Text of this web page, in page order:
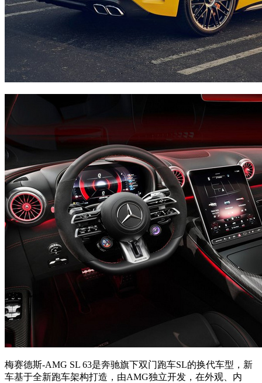
梅赛德斯-AMG SL 63是奔驰旗下双门跑车SL的换代车型，新
车基于全新跑车架构打造，由AMG独立开发，在外观、内